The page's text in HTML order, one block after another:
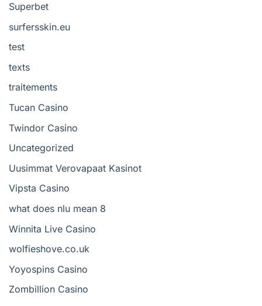
Superbet
surfersskin.eu
test
texts
traitements
Tucan Casino
Twindor Casino
Uncategorized
Uusimmat Verovapaat Kasinot
Vipsta Casino
what does nlu mean 8
Winnita Live Casino
wolfieshove.co.uk
Yoyospins Casino
Zombillion Casino